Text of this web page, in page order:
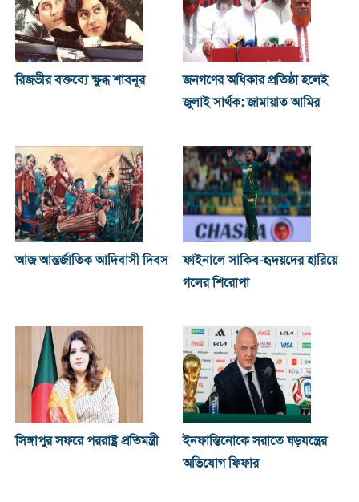
রিজভীর বক্তব্যে ক্ষুব্ধ শাবনূর
জনগণের অধিকার প্রতিষ্ঠা হলেই
জুলাই সার্থক: জামায়াত আমির
আজ আন্তর্জাতিক আদিবাসী দিবস
ফাইনালে সাকিব-হৃদয়দের হারিয়ে
গলের শিরোপা
সিঙ্গাপুর সফরে পররাষ্ট্র প্রতিমন্ত্রী
ইনফান্তিনোকে সরাতে ষড়যন্ত্রের
অভিযোগ ফিফার